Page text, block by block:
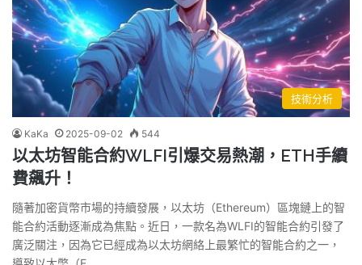
技術分析
KaKa 2025-09-02 544
以太坊智能合約WLFI引爆交易熱潮，ETH手續
費飆升！
隨著加密貨幣市場的持續發展，以太坊（Ethereum）區塊鏈上的智
能合約活動逐漸成為焦點。近日，一款名為WLFI的智能合約引發了
廣泛關注，因為它已經成為以太坊網絡上最繁忙的智能合約之一，